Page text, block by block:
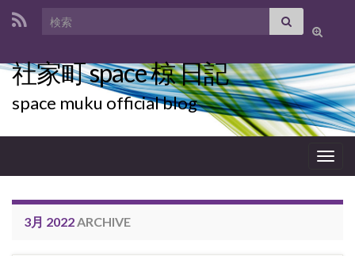
Toggle
form
Search for:
社家町 space 椋 日記
space muku official blog
3月 2022ARCHIVE